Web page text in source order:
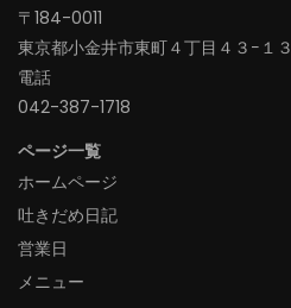
〒184-0011
東京都小金井市東町４丁目４３−１３
電話
042-387-1718‬
ページ一覧
ホームページ
吐きだめ日記
営業日
メニュー